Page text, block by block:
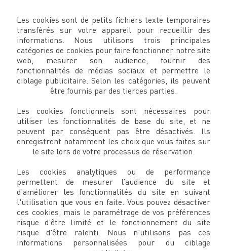
Les cookies sont de petits fichiers texte temporaires
transférés sur votre appareil pour recueillir des
informations. Nous utilisons trois principales
catégories de cookies pour faire fonctionner notre site
web, mesurer son audience, fournir des
fonctionnalités de médias sociaux et permettre le
ciblage publicitaire. Selon les catégories, ils peuvent
être fournis par des tierces parties.
Les cookies fonctionnels sont nécessaires pour
utiliser les fonctionnalités de base du site, et ne
peuvent par conséquent pas être désactivés. Ils
enregistrent notamment les choix que vous faites sur
le site lors de votre processus de réservation.
Les cookies analytiques ou de performance
permettent de mesurer l’audience du site et
d'améliorer les fonctionnalités du site en suivant
l'utilisation que vous en faite. Vous pouvez désactiver
ces cookies, mais le paramétrage de vos préférences
risque d’être limité et le fonctionnement du site
risque d'être ralenti. Nous n'utilisons pas ces
informations personnalisées pour du ciblage